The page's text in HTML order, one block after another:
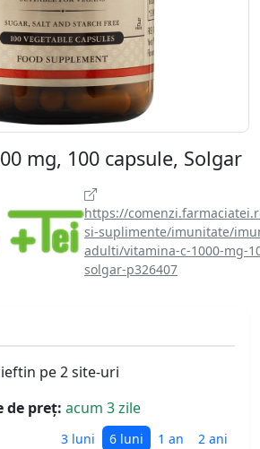
mg, 100 capsule, Solgar
https://
si-suplimente/imunitate/
adulti/vitamina-c-1000-mg-
solgar-p326407
pe 2 site-uri
de preț: acum 3 zile
3 luni 6 luni 1 an 2 ani